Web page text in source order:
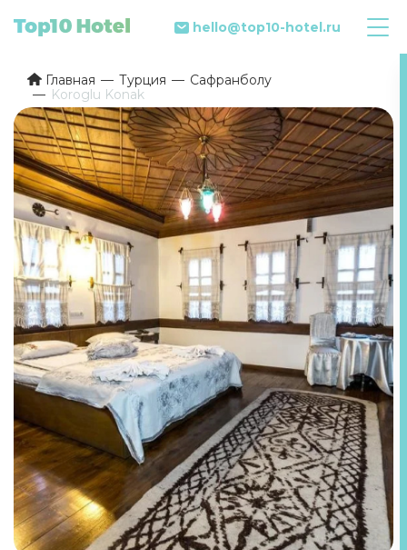
hello@top10-hotel.ru
Главная Турция
Сафранболу
Koroglu Konak